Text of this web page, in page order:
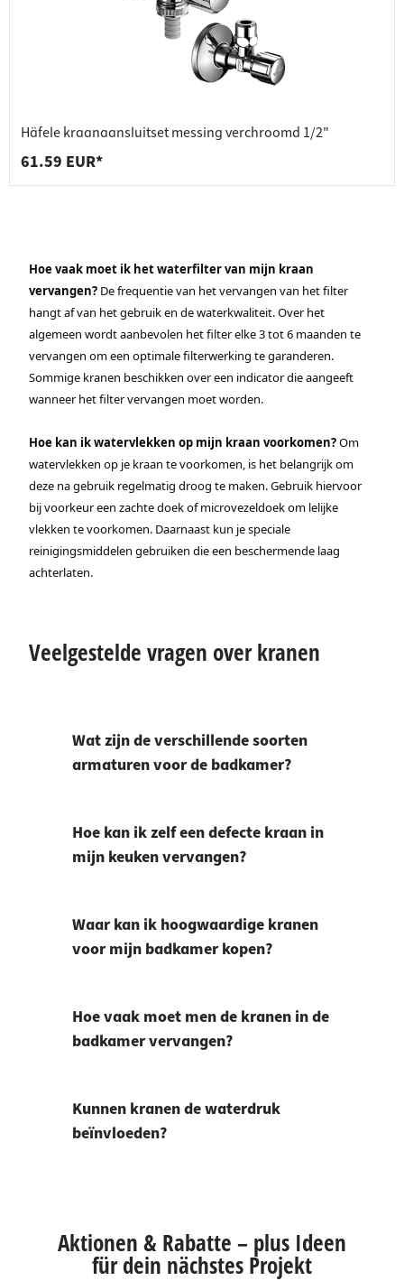
Häfele kraanaansluitset messing verchroomd 1/2"
61.59 EUR*
Hoe vaak moet ik het waterfilter van mijn kraan
vervangen? De frequentie van het vervangen van het filter
hangt af van het gebruik en de waterkwaliteit. Over het
algemeen wordt aanbevolen het filter elke 3 tot 6 maanden te
vervangen om een optimale filterwerking te garanderen.
Sommige kranen beschikken over een indicator die aangeeft
wanneer het filter vervangen moet worden.
Hoe kan ik watervlekken op mijn kraan voorkomen?Om
watervlekken op je kraan te voorkomen, is het belangrijk om
deze na gebruik regelmatig droog te maken. Gebruik hiervoor
bij voorkeur een zachte doek of microvezeldoek om lelijke
vlekken te voorkomen. Daarnaast kun je speciale
reinigingsmiddelen gebruiken die een beschermende laag
achterlaten.
Veelgestelde vragen over kranen
Wat zijn de verschillende soorten
armaturen voor de badkamer?
Hoe kan ik zelf een defecte kraan in
mijn keuken vervangen?
Waar kan ik hoogwaardige kranen
voor mijn badkamer kopen?
Hoe vaak moet men de kranen in de
badkamer vervangen?
Kunnen kranen de waterdruk
beïnvloeden?
Aktionen & Rabatte – plus Ideen
für dein nächstes Projekt